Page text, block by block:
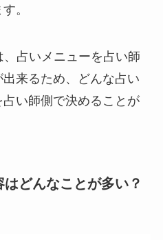
。
占いメニューを占い師
来るため、どんな占い
い師側で決めることが
どんなことが多い？